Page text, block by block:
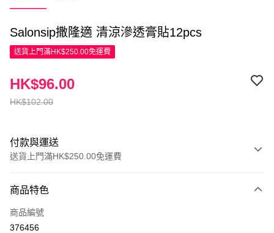
Salonsip撒隆適 清涼滲透膏貼12pcs
送貨上門滿HK$250.00免運費
HK$102.00
HK$96.00
付款與運送
送貨上門滿HK$250.00免運費
信用卡
Apple Pay
商品特色
商品編號
376456